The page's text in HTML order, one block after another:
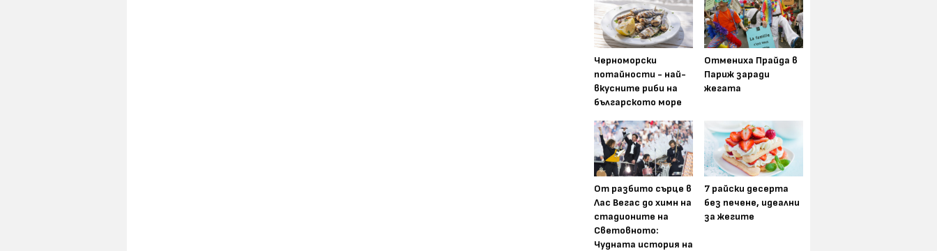
Черноморски
потайности - най-
вкусните риби на
българското море
Отмениха Прайда в
Париж заради
жегата
От разбито сърце в
Лас Вегас до химн на
стадионите на
Световното:
Чудната история на
7 райски десерта
без печене, идеални
за жегите